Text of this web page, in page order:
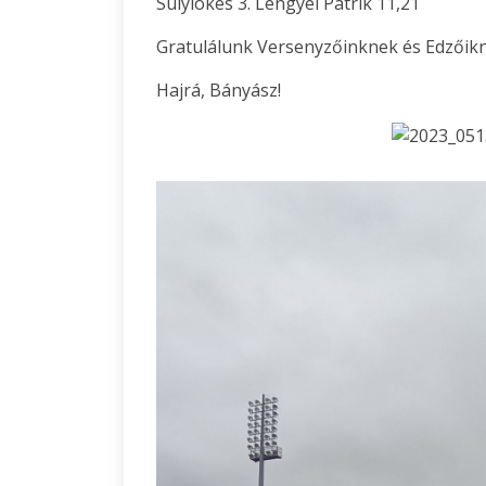
Gratulálunk Versenyzőinknek és
Hajrá, Bányász!